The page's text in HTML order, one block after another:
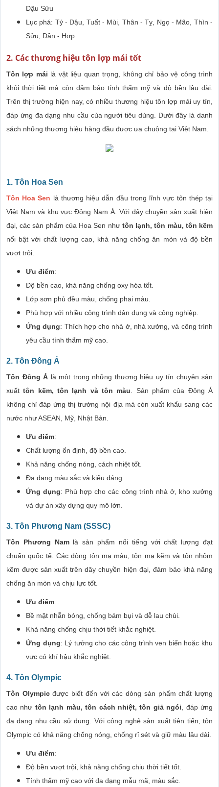
Dậu Sửu
Lục phá: Tý - Dậu, Tuất - Mùi, Thân - Tỵ, Ngọ - Mão, Thìn -
Sửu, Dần - Hợp
2. Các thương hiệu tôn lợp mái tốt
Tôn lợp mái là vật liệu quan trọng, không chỉ bảo vệ công trình
khỏi thời tiết mà còn đảm bảo tính thẩm mỹ và độ bền lâu dài.
Trên thị trường hiện nay, có nhiều thương hiệu tôn lợp mái uy tín,
đáp ứng đa dạng nhu cầu của người tiêu dùng. Dưới đây là danh
sách những thương hiệu hàng đầu được ưa chuộng tại Việt Nam.
1. Tôn Hoa Sen
Tôn Hoa Sen là thương hiệu dẫn đầu trong lĩnh vực tôn thép tại
Việt Nam và khu vực Đông Nam Á. Với dây chuyền sản xuất hiện
đại, các sản phẩm của Hoa Sen như tôn lạnh, tôn màu, tôn kẽm
nổi bật với chất lượng cao, khả năng chống ăn mòn và độ bền
vượt trội.
Ưu điểm:
Độ bền cao, khả năng chống oxy hóa tốt.
Lớp sơn phủ đều màu, chống phai màu.
Phù hợp với nhiều công trình dân dụng và công nghiệp.
Ứng dụng: Thích hợp cho nhà ở, nhà xưởng, và công trình
yêu cầu tính thẩm mỹ cao.
2. Tôn Đông Á
Tôn Đông Á là một trong những thương hiệu uy tín chuyên sản
xuấttôn kẽm, tôn lạnh và tôn màu . Sản phẩm của Đông Á
không chỉ đáp ứng thị trường nội địa mà còn xuất khẩu sang các
nước như ASEAN, Mỹ, Nhật Bản.
Ưu điểm:
Chất lượng ổn định, độ bền cao.
Khả năng chống nóng, cách nhiệt tốt.
Đa dạng màu sắc và kiểu dáng.
Ứng dụng: Phù hợp cho các công trình nhà ở, kho xưởng
và dự án xây dựng quy mô lớn.
3. Tôn Phương Nam (SSSC)
Tôn Phương Namlà sản phẩm nổi tiếng với chất lượng đạt
chuẩn quốc tế. Các dòng tôn mạ màu, tôn mạ kẽm và tôn nhôm
kẽm được sản xuất trên dây chuyền hiện đại, đảm bảo khả năng
chống ăn mòn và chịu lực tốt.
Ưu điểm:
Bề mặt nhẵn bóng, chống bám bụi và dễ lau chùi.
Khả năng chống chịu thời tiết khắc nghiệt.
Ứng dụng: Lý tưởng cho các công trình ven biển hoặc khu
vực có khí hậu khắc nghiệt.
4. Tôn Olympic
Tôn Olympicđược biết đến với các dòng sản phẩm chất lượng
cao như tôn lạnh màu, tôn cách nhiệt, tôn giả ngói , đáp ứng
đa dạng nhu cầu sử dụng. Với công nghệ sản xuất tiên tiến, tôn
Olympic có khả năng chống nóng, chống rỉ sét và giữ màu lâu dài.
Ưu điểm:
Độ bền vượt trội, khả năng chống chịu thời tiết tốt.
Tính thẩm mỹ cao với đa dạng mẫu mã, màu sắc.